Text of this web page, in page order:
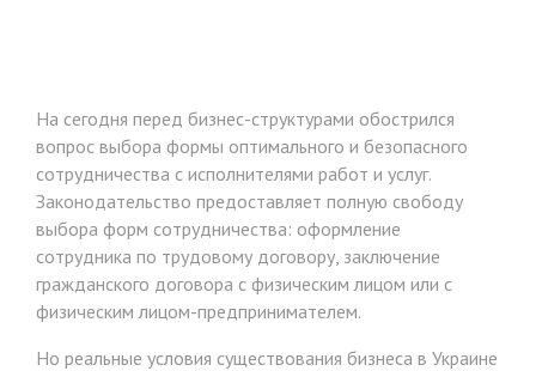
На сегодня перед бизнес-структурами обострился
вопрос выбора формы оптимального и безопасного
сотрудничества с исполнителями работ и услуг.
Законодательство предоставляет полную свободу
выбора форм сотрудничества: оформление
сотрудника по трудовому договору, заключение
гражданского договора с физическим лицом или с
физическим лицом-предпринимателем.
Но реальные условия существования бизнеса в Украине